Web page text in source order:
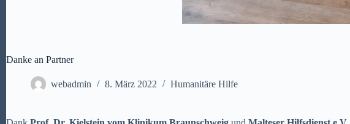
Danke an Partner
webadmin 8. März 2022 Humanitäre Hilfe